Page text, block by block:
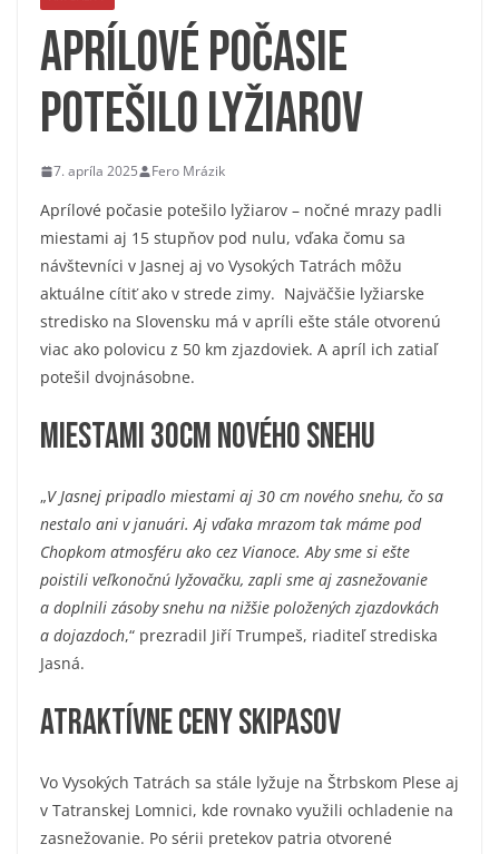
Aprílové počasie
potešilo lyžiarov
7. apríla 2025 Fero Mrázik
Aprílové počasie potešilo lyžiarov – nočné mrazy padli
miestami aj 15 stupňov pod nulu, vďaka čomu sa
návštevníci v Jasnej aj vo Vysokých Tatrách môžu
aktuálne cítiť ako v strede zimy. Najväčšie lyžiarske
stredisko na Slovensku má v apríli ešte stále otvorenú
viac ako polovicu z 50 km zjazdoviek. A apríl ich zatiaľ
potešil dvojnásobne.
Miestami 30cm nového snehu
„V Jasnej pripadlo miestami aj 30 cm nového snehu, čo sa
nestalo ani v januári. Aj vďaka mrazom tak máme pod
Chopkom atmosféru ako cez Vianoce. Aby sme si ešte
poistili veľkonočnú lyžovačku, zapli sme aj zasnežovanie
a doplnili zásoby snehu na nižšie položených zjazdovkách
a dojazdoch,“ prezradil Jiří Trumpeš, riaditeľ strediska
Jasná.
Atraktívne ceny skipasov
Vo Vysokých Tatrách sa stále lyžuje na Štrbskom Plese aj
v Tatranskej Lomnici, kde rovnako využili ochladenie na
zasnežovanie. Po sérii pretekov patria otvorené